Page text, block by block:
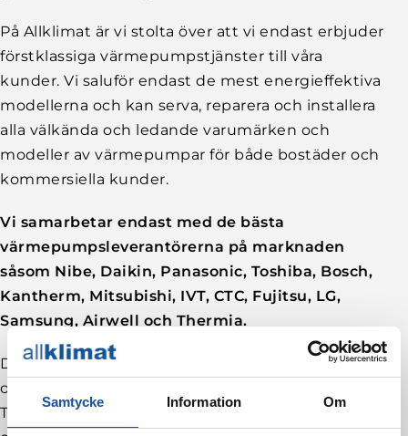
Samtycke Information Om
På Allklimat är vi stolta över att vi endast erbjuder
förstklassiga värmepumpstjänster till våra
kunder. Vi saluför endast de mest energieffektiva
modellerna och kan serva, reparera och installera
alla välkända och ledande varumärken och
modeller av värmepumpar för både bostäder och
kommersiella kunder.
Vi samarbetar endast med de bästa
värmepumpsleverantörerna på marknaden
såsom Nibe, Daikin, Panasonic, Toshiba, Bosch,
Kantherm, Mitsubishi, IVT, CTC, Fujitsu, LG,
Samsung, Airwell och Thermia.
Detta innebär att vi snabbt kan presentera en
optimal värmepumpslösning för din fastighet i
Tyresö som kommer att säkerställa en energi-